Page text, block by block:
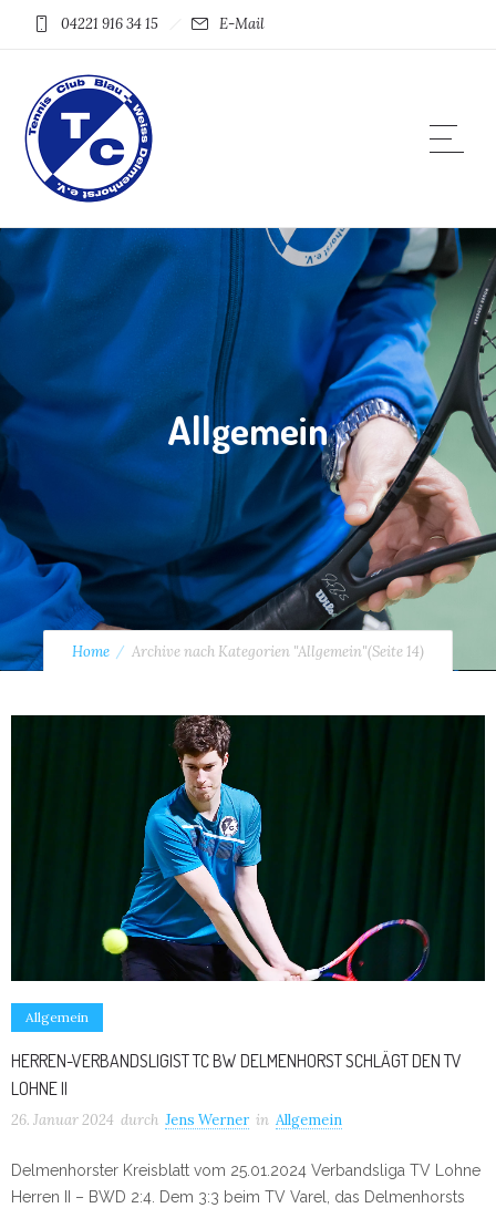
04221 916 34 15 E-Mail
Allgemein
Home Archive nach Kategorien "Allgemein"(Seite 14)
Allgemein
HERREN-VERBANDSLIGIST TC BW DELMENHORST SCHLÄGT DEN TV
LOHNE II
26. Januar 2024 durch Jens Werner in Allgemein
Delmenhorster Kreisblatt vom 25.01.2024 Verbandsliga TV Lohne
Herren II – BWD 2:4. Dem 3:3 beim TV Varel, das Delmenhorsts